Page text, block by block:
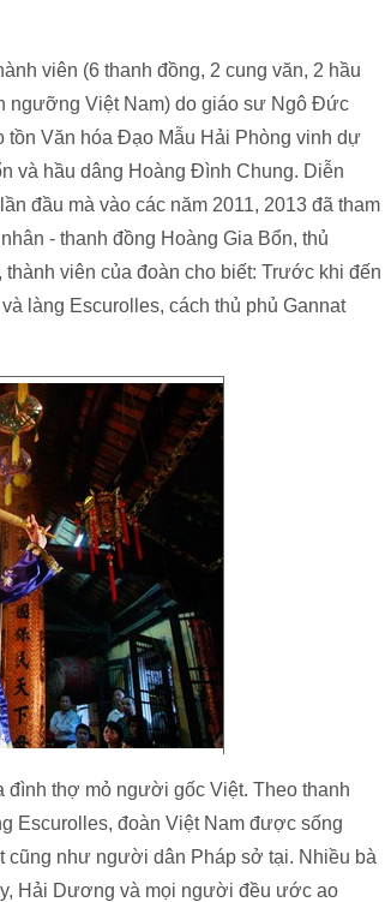
viên (6 thanh đồng, 2 cung văn, 2 hầu
ngưỡng Việt Nam) do giáo sư Ngô Đức
tồn Văn hóa Đạo Mẫu Hải Phòng vinh dự
và hầu dâng Hoàng Đình Chung. Diễn
đầu mà vào các năm 2011, 2013 đã tham
- thanh đồng Hoàng Gia Bổn, thủ
viên của đoàn cho biết: Trước khi đến
làng Escurolles, cách thủ phủ Gannat
đình thợ mỏ người gốc Việt. Theo thanh
Escurolles, đoàn Việt Nam được sống
cũng như người dân Pháp sở tại. Nhiều bà
Hải Dương và mọi người đều ước ao